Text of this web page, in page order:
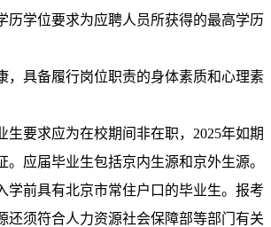
历学位要求为应聘人员所获得的最高学历
具备履行岗位职责的身体素质和心理素
要求应为在校期间非在职，2025年如期
。应届毕业生包括京内生源和京外生源。
学前具有北京市常住户口的毕业生。报考
还须符合人力资源社会保障部等部门有关